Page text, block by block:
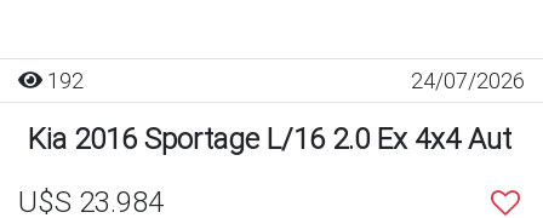
192 24/07/2026
Kia 2016 Sportage L/16 2.0 Ex 4x4 Aut
U$S 23.984